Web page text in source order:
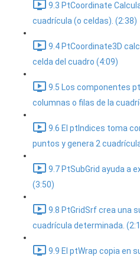
9.3 PtCoordinate
cuadrícula (o celdas). (2:38)
9.4 PtCoordinate3D
celda del cuadro (4:09)
9.5 Los componentes
columnas o filas de la
9.6 El ptIndices toma
puntos y genera 2
9.7 PtSubGrid ayuda a
(3:50)
9.8 PtGridSrf crea una
cuadrícula determinada.
9.9 El ptWrap copia en